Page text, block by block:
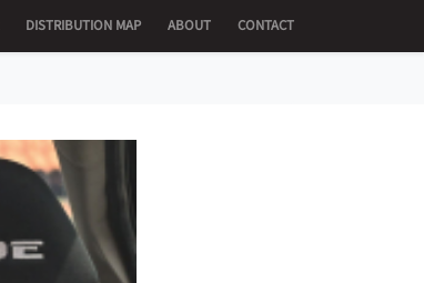
DISTRIBUTION MAP ABOUT CONTACT